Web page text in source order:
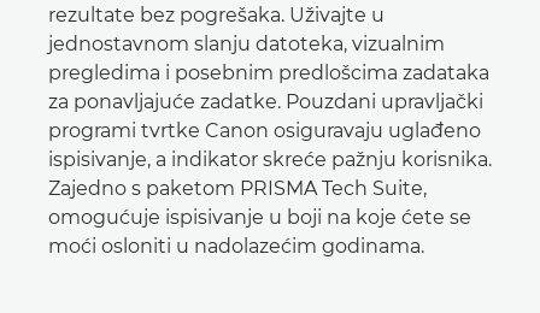
rezultate bez pogrešaka. Uživajte u
jednostavnom slanju datoteka, vizualnim
pregledima i posebnim predlošcima zadataka
za ponavljajuće zadatke. Pouzdani upravljački
programi tvrtke Canon osiguravaju uglađeno
ispisivanje, a indikator skreće pažnju korisnika.
Zajedno s paketom PRISMA Tech Suite,
omogućuje ispisivanje u boji na koje ćete se
moći osloniti u nadolazećim godinama.